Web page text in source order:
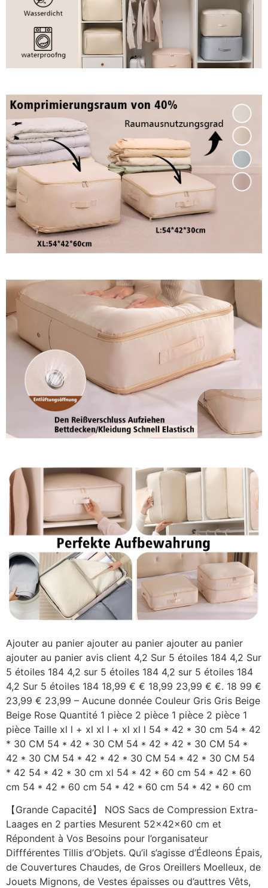
Ajouter au panier ajouter au panier ajouter au panier
ajouter au panier avis client 4,2 Sur 5 étoiles 184 4,2 Sur
5 étoiles 184 4,2 sur 5 étoiles 184 4,2 sur 5 étoiles 184
4,2 Sur 5 étoiles 184 18,99 € € 18,99 23,99 € €. 18 99 €
23,99 € 23,99 – Aucune donnée Couleur Gris Gris Beige
Beige Rose Quantité 1 pièce 2 pièce 1 pièce 2 pièce 1
pièce Taille xl l + xl xl l + xl xl l 54 * 42 * 30 cm 54 * 42
* 30 CM 54 * 42 * 30 CM 54 * 42 * 42 * 30 CM 54 *
42 * 30 CM 54 * 42 * 42 * 30 CM 54 * 42 * 30 CM 54
* 42 54 * 42 * 30 cm xl 54 * 42 * 60 cm 54 * 42 * 60
cm 54 * 42 * 60 cm 54 * 42 * 60 cm 54 * 42 * 60 cm
【Grande Capacité】 NOS Sacs de Compression Extra-
Laages en 2 parties Mesurent 52x42x60 cm et
Répondent à Vos Besoins pour l’organisateur
Diffférentes Tillis d’Objets. Qu’il s’agisse d’Édleons Épais,
de Couvertures Chaudes, de Gros Oreillers Moelleux, de
Jouets Mignons, de Vestes épaisses ou d’auttres Vêts,